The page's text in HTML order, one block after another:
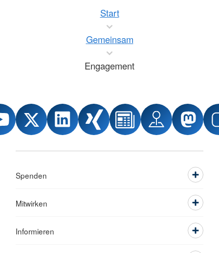
Start
Gemeinsam
Engagement
Spenden
Mitwirken
Informieren